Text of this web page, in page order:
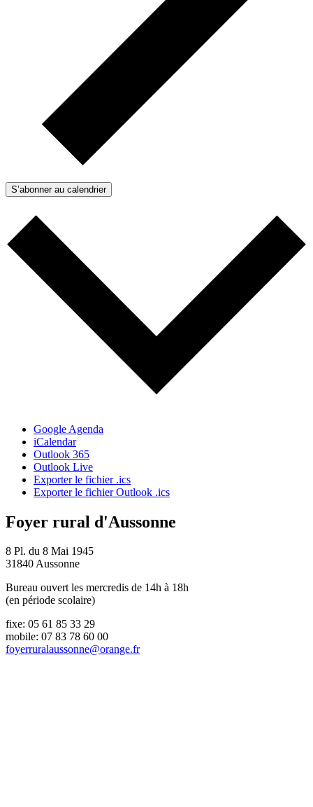
S’abonner au calendrier
Google Agenda
iCalendar
Outlook 365
Outlook Live
Exporter le fichier .ics
Exporter le fichier Outlook .ics
Foyer rural d'Aussonne
8 Pl. du 8 Mai 1945
31840 Aussonne
Bureau ouvert les mercredis de 14h à 18h
(en période scolaire)
fixe: 05 61 85 33 29
mobile: 07 83 78 60 00
foyerruralaussonne@orange.fr